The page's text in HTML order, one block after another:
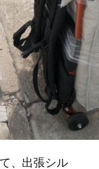
、出張シル